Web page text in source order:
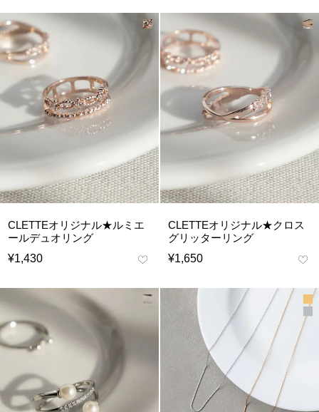
CLETTEオリジナル★ルミエ
ールデュオリング
¥1,430
CLETTEオリジナル★クロス
グリッターリング
¥1,650